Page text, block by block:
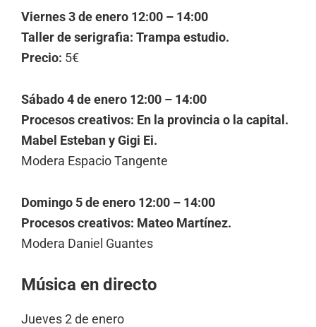
Viernes 3 de enero 12:00 – 14:00
Taller de serigrafia: Trampa estudio.
Precio: 5€
Sábado 4 de enero 12:00 – 14:00
Procesos creativos: En la provincia o la capital.
Mabel Esteban y Gigi Ei.
Modera Espacio Tangente
Domingo 5 de enero 12:00 – 14:00
Procesos creativos: Mateo Martínez.
Modera Daniel Guantes
Música en directo
Jueves 2 de enero